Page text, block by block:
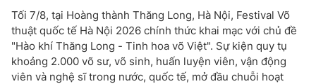
Tối 7/8, tại Hoàng thành Thăng Long, Hà Nội, Festival Võ
thuật quốc tế Hà Nội 2026 chính thức khai mạc với chủ đề
"Hào khí Thăng Long - Tinh hoa võ Việt". Sự kiện quy tụ
khoảng 2.000 võ sư, võ sinh, huấn luyện viên, vận động
viên và nghệ sĩ trong nước, quốc tế, mở đầu chuỗi hoạt